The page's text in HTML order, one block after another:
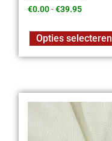
€0.00 - €39.95
Opties selecteren